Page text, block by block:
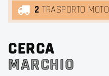
2 TRASPORTO MOTO
CERCA
MARCHIO